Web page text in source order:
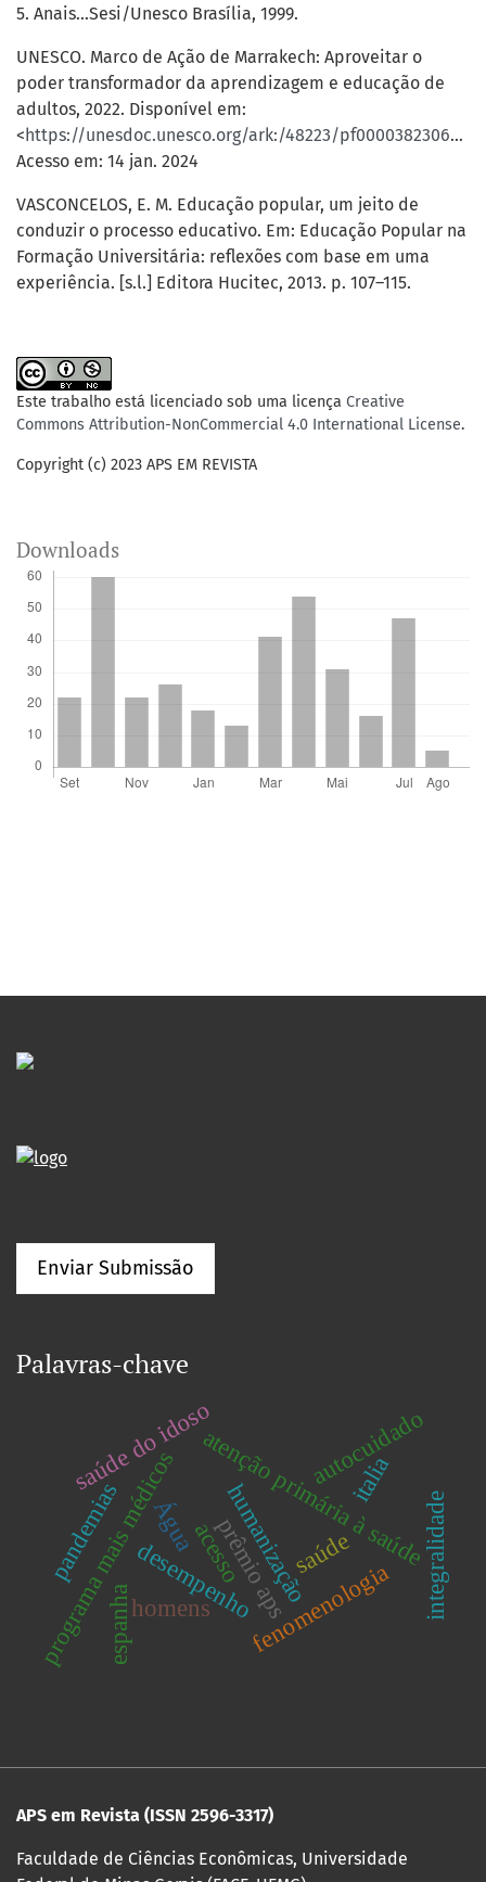
5. Anais...Sesi/Unesco Brasília, 1999.
UNESCO. Marco de Ação de Marrakech: Aproveitar o
poder transformador da aprendizagem e educação de
adultos, 2022. Disponível em:
< https://unesdoc.unesco.org/ark:/48223/pf0000382306_por
Acesso em: 14 jan. 2024
VASCONCELOS, E. M. Educação popular, um jeito de
conduzir o processo educativo. Em: Educação Popular na
Formação Universitária: reflexões com base em uma
experiência. [s.l.] Editora Hucitec, 2013. p. 107–115.
Este trabalho está licenciado sob uma licença Creative
Commons Attribution-NonCommercial 4.0 International License.
Copyright (c) 2023 APS EM REVISTA
Downloads
Enviar Submissão
Palavras-chave
atenção primária à saúde
autocuidado
desempenho
programa mais médicos humanização
fenomenologia
saúde
homens
Água prêmio aps
espanha
italia
saúde do idoso
acesso
pandemias integralidade
APS em Revista (ISSN 2596-3317)
Faculdade de Ciências Econômicas, Universidade